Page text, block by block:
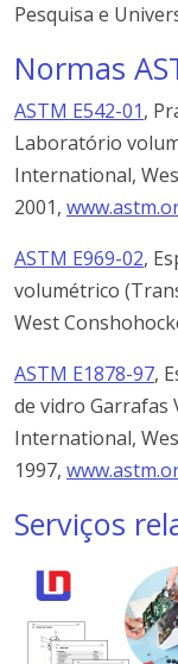
Pesquisa e
Normas
ASTM E542-01,
Laboratório
International,
2001,
ASTM E969-02,
volumétrico
West
ASTM E1878-97,
de vidro Garrafas
International,
1997,
Serviços